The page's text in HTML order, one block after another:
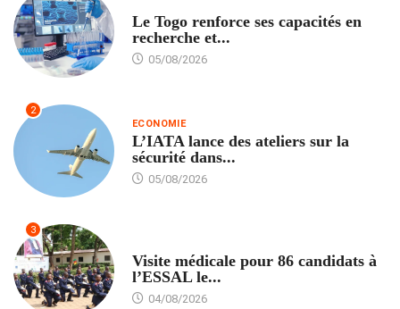
Le Togo renforce ses capacités en
recherche et...
05/08/2026
2
ECONOMIE
L’IATA lance des ateliers sur la
sécurité dans...
05/08/2026
3
Visite médicale pour 86 candidats à
l’ESSAL le...
04/08/2026